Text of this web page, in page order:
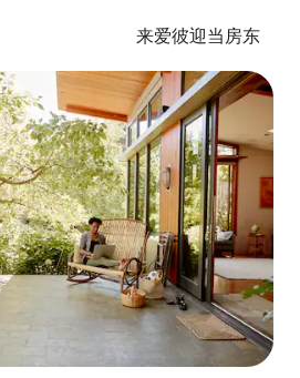
来爱彼迎当房东